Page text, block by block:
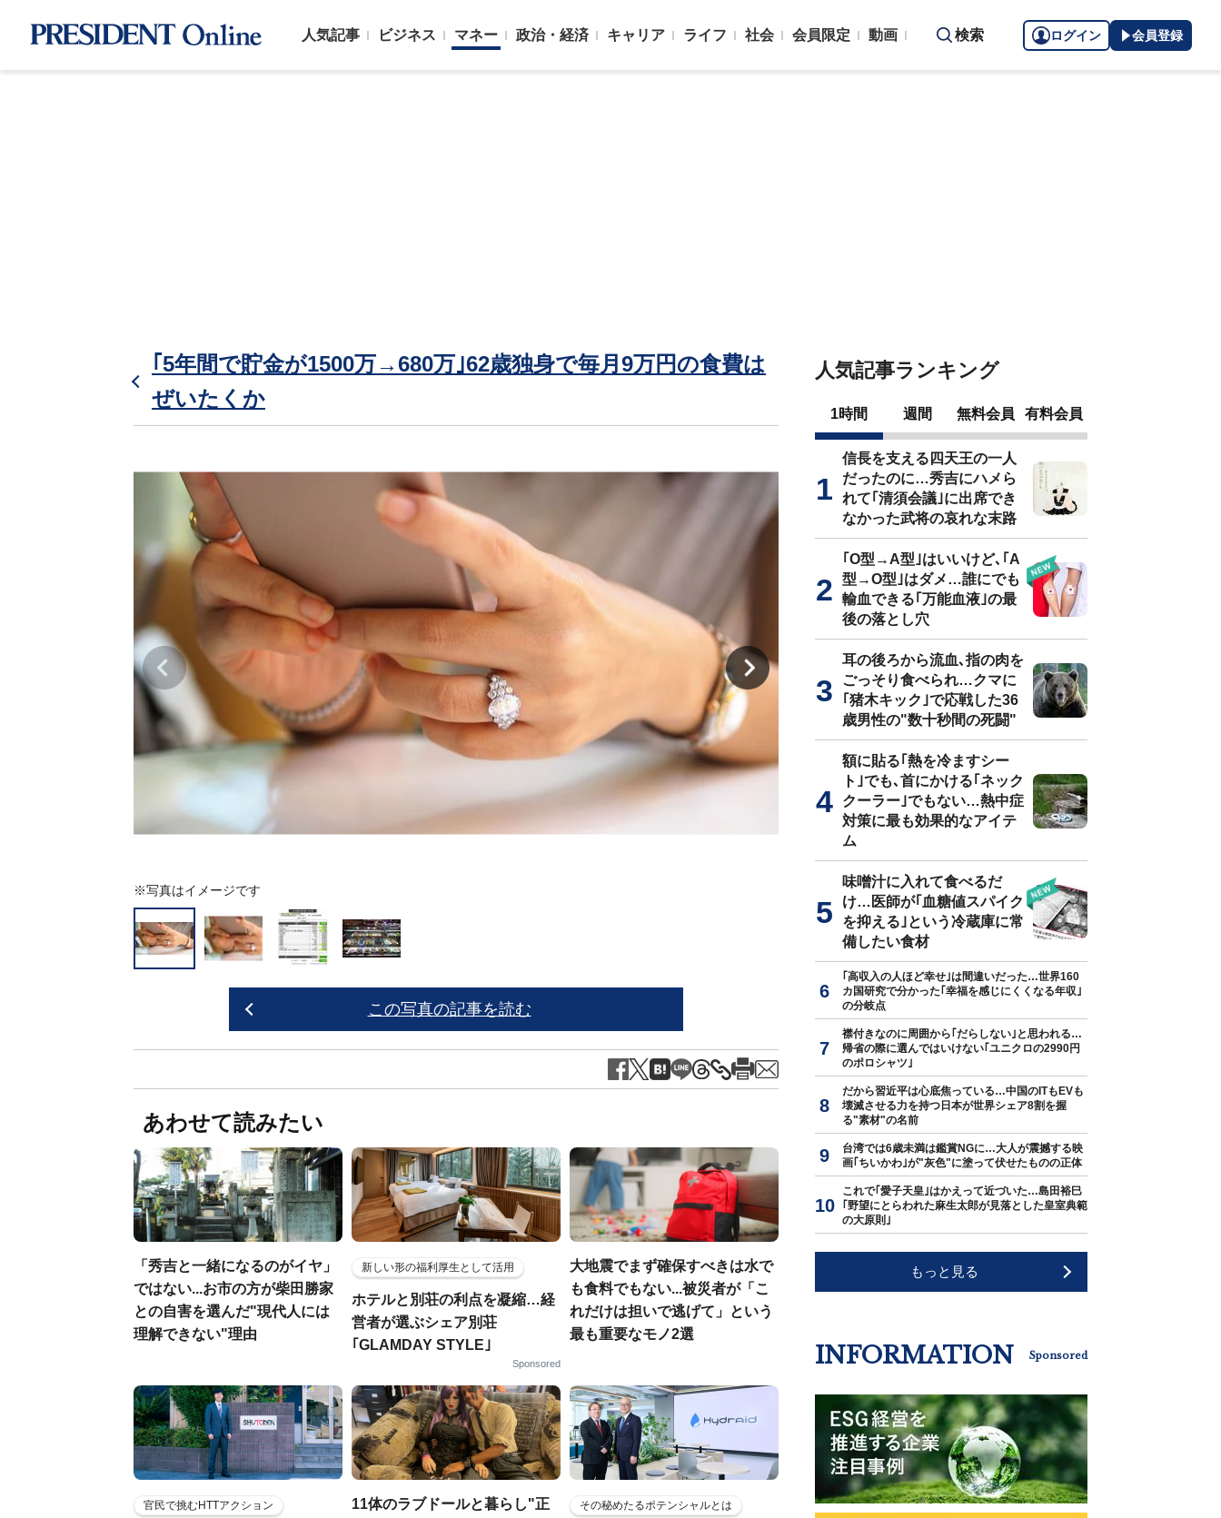
人気記事 ビジネス マネー 政治・経済 キャリア ライフ 社会 会員限定 動画 検索 ログイン 会員登録
｢5年間で貯金が1500万→680万｣62歳独身で毎月9万円の食費は
ぜいたくか
※写真はイメージです ※写真はイメージです（写真＝iStock.com／Chachawal Prapai）
この写真の記事を読む
あわせて読みたい
「秀吉と一緒になるのがイヤ」
ではない...お市の方が柴田勝家
との自害を選んだ"現代人には
理解できない"理由
新しい形の福利厚生として活用
ホテルと別荘の利点を凝縮…経
営者が選ぶシェア別荘
｢GLAMDAY STYLE｣
Sponsored
大地震でまず確保すべきは水で
も食料でもない...被災者が「こ
れだけは担いで逃げて」という
最も重要なモノ2選
官民で挑むHTTアクション
11体のラブドールと暮らし"正
その秘めたるポテンシャルとは
人気記事ランキング
1時間 週間 無料会員 有料会員
信長を支える四天王の一人
だったのに…秀吉にハメら
れて｢清須会議｣に出席でき
なかった武将の哀れな末路
｢O型→A型｣はいいけど､｢A
型→O型｣はダメ…誰にでも
輸血できる｢万能血液｣の最
後の落とし穴
耳の後ろから流血､指の肉を
ごっそり食べられ…クマに
｢猪木キック｣で応戦した36
歳男性の"数十秒間の死闘"
額に貼る｢熱を冷ますシー
ト｣でも､首にかける｢ネック
クーラー｣でもない…熱中症
対策に最も効果的なアイテ
ム
味噌汁に入れて食べるだ
け…医師が｢血糖値スパイク
を抑える｣という冷蔵庫に常
備したい食材
｢高収入の人ほど幸せ｣は間違いだった…世界160
カ国研究で分かった｢幸福を感じにくくなる年収｣
の分岐点
襟付きなのに周囲から｢だらしない｣と思われる…
帰省の際に選んではいけない｢ユニクロの2990円
のポロシャツ｣
だから習近平は心底焦っている…中国のITもEVも
壊滅させる力を持つ日本が世界シェア8割を握
る"素材"の名前
台湾では6歳未満は鑑賞NGに…大人が震撼する映
画｢ちいかわ｣が"灰色"に塗って伏せたものの正体
これで｢愛子天皇｣はかえって近づいた…島田裕巳
｢野望にとらわれた麻生太郎が見落とした皇室典範
の大原則｣
もっと見る
INFORMATION Sponsored